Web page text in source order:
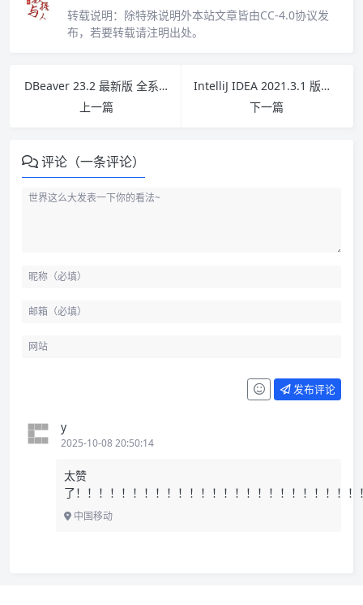
转载说明： 除特殊说明外本站文章皆由CC-4.0协议发
布，若要转载请注明出处。
DBeaver 23.2 最新版 全系列版本、全平台(Win+Mac+Linux)永久激活破解！
上一篇
IntelliJ IDEA 2021.3.1 版本最新破解激活教程，保姆级教程
下一篇
评论（一条评论）
发布评论
y
2025-10-08 20:50:14
太赞
了！！！！！！！！！！！！！！！！！！！！！！！！
中国移动